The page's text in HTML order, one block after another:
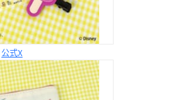
公式X